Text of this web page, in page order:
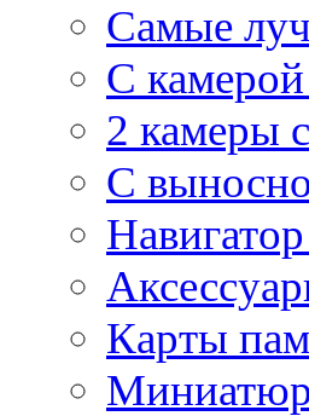
Самые
С камерой
2 камеры
С
Карты